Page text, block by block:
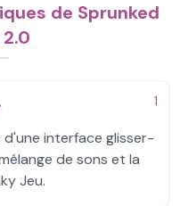
de Sprunked
1
d'une interface glisser-
de sons et la
Jeu.